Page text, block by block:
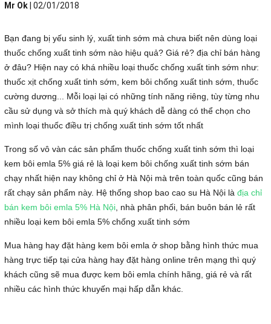
Mr Ok 02/01/2018
Bạn đang bị yếu sinh lý, xuất tinh sớm mà chưa biết nên dùng loại
thuốc chống xuất tinh sớm nào hiệu quả? Giá rẻ? địa chỉ bán hàng
ở đâu? Hiện nay có khá nhiều loại thuốc chống xuất tinh sớm như:
thuốc xịt chống xuất tinh sớm, kem bôi chống xuất tinh sớm, thuốc
cường dương... Mỗi loại lại có những tính năng riêng, tùy từng nhu
cầu sử dụng và sở thích mà quý khách dễ dàng có thể chọn cho
mình loại thuốc điều trị chống xuất tinh sớm tốt nhất
Trong số vô vàn các sản phẩm thuốc chống xuất tinh sớm thì loại
kem bôi emla 5% giá rẻ là loại kem bôi chống xuất tinh sớm bán
chạy nhất hiện nay không chỉ ở Hà Nội mà trên toàn quốc cũng bán
rất chạy sản phẩm này. Hệ thống shop bao cao su Hà Nội là địa chỉ
bán kem bôi emla 5% Hà Nội , nhà phân phối, bán buôn bán lẻ rất
nhiều loại kem bôi emla 5% chống xuất tinh sớm
Mua hàng hay đặt hàng kem bôi emla ở shop bằng hình thức mua
hàng trực tiếp tại cửa hàng hay đặt hàng online trên mạng thì quý
khách cũng sẽ mua được kem bôi emla chính hãng, giá rẻ và rất
nhiều các hình thức khuyến mại hấp dẫn khác.